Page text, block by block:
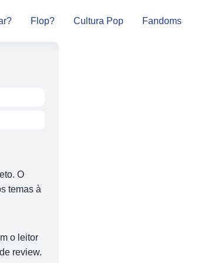
Flop? Cultura Pop Fandoms
O
temas à
o leitor
review.